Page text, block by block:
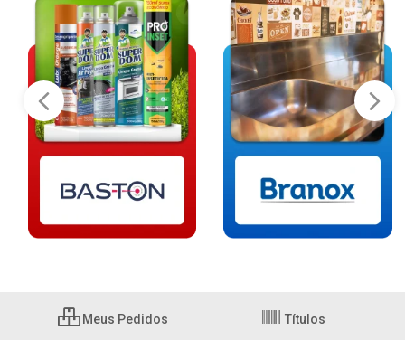
Meus Pedidos Títulos